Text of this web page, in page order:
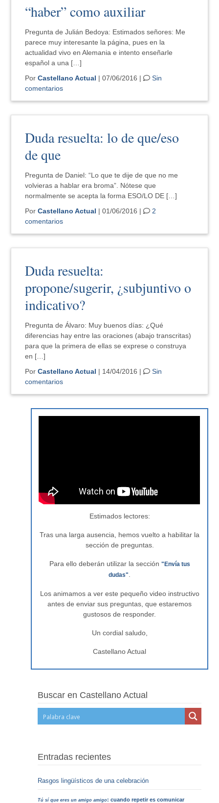
“haber” como auxiliar
Pregunta de Julián Bedoya: Estimados señores: Me
parece muy interesante la página, pues en la
actualidad vivo en Alemania e intento enseñarle
español a una […]
PorCastellano Actual | 07/06/2016 |
Sin
comentarios
Duda resuelta: lo de que/eso
de que
Pregunta de Daniel: “Lo que te dije de que no me
volvieras a hablar era broma”. Nótese que
normalmente se acepta la forma ESO/LO DE […]
PorCastellano Actual | 01/06/2016 |
2
comentarios
Duda resuelta:
propone/sugerir, ¿subjuntivo o
indicativo?
Pregunta de Álvaro: Muy buenos días: ¿Qué
diferencias hay entre las oraciones (abajo transcritas)
para que la primera de ellas se exprese o construya
en […]
PorCastellano Actual | 14/04/2016 |
Sin
comentarios
Estimados lectores:
Tras una larga ausencia, hemos vuelto a habilitar la
sección de preguntas.
Para ello deberán utilizar la sección "Envía tus
dudas"
Los animamos a ver este pequeño video instructivo
antes de enviar sus preguntas, que estaremos
gustosos de responder.
Un cordial saludo,
Castellano Actual
Buscar en Castellano Actual
Entradas recientes
Rasgos lingüísticos de una celebración
Tú sí que eres un amigo amigo: cuando repetir es comunicar